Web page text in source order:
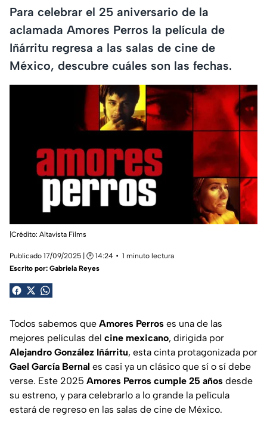
Para celebrar el 25 aniversario de la
aclamada Amores Perros la película de
Iñárritu regresa a las salas de cine de
México, descubre cuáles son las fechas.
|Crédito: Altavista Films
Publicado 17/09/2025 | 🕑 14:24
1 minuto lectura
Escrito por: Gabriela Reyes
Todos sabemos que Amores Perros es una de las
mejores películas del cine mexicano, dirigida por
Alejandro González Iñárritu, esta cinta protagonizada por
Gael García Bernal es casi ya un clásico que sí o sí debe
verse. Este 2025 Amores Perros cumple 25 años desde
su estreno, y para celebrarlo a lo grande la película
estará de regreso en las salas de cine de México.